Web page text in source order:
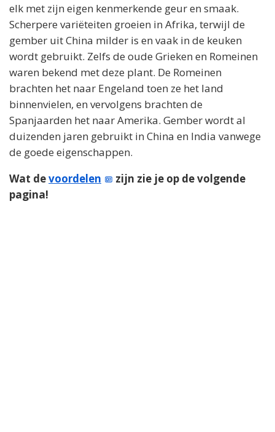
elk met zijn eigen kenmerkende geur en smaak.
Scherpere variëteiten groeien in Afrika, terwijl de
gember uit China milder is en vaak in de keuken
wordt gebruikt. Zelfs de oude Grieken en Romeinen
waren bekend met deze plant. De Romeinen
brachten het naar Engeland toen ze het land
binnenvielen, en vervolgens brachten de
Spanjaarden het naar Amerika. Gember wordt al
duizenden jaren gebruikt in China en India vanwege
de goede eigenschappen.
Wat devoordelen
zijn zie je op de volgende
pagina!